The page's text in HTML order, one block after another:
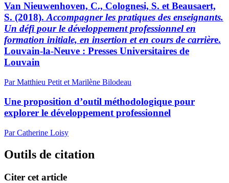
Van Nieuwenhoven, C., Colognesi, S. et Beausaert,
S. (2018). Accompagner les pratiques des enseignants.
Un défi pour le développement professionnel en
formation initiale, en insertion et en cours de carrière.
Louvain-la-Neuve : Presses Universitaires de
Louvain
Par Matthieu Petit et Marilène Bilodeau
Une proposition d’outil méthodologique pour
explorer le développement professionnel
Par Catherine Loisy
Outils de citation
Citer cet article